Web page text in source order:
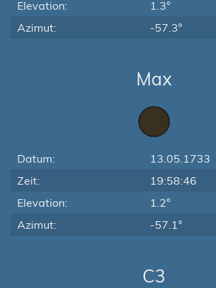
Elevation:
1.3°
Azimut:
-57.3°
Max
Datum:
13.05.1733
Zeit:
19:58:46
Elevation:
1.2°
Azimut:
-57.1°
C3